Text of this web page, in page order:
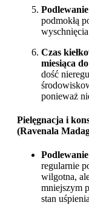
Podlewanie
podmokłą
Czas
miesiąca
dość
ponieważ
Pielęgnacja i
(Ravenala
Podlewanie
regularnie
wilgotna,
mniejszym
stan